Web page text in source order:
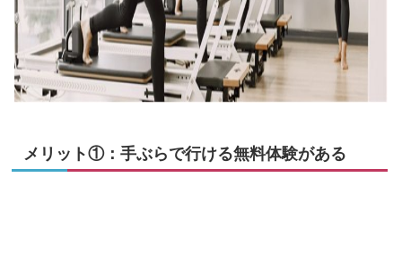
メリット①：手ぶらで行ける無料体験がある